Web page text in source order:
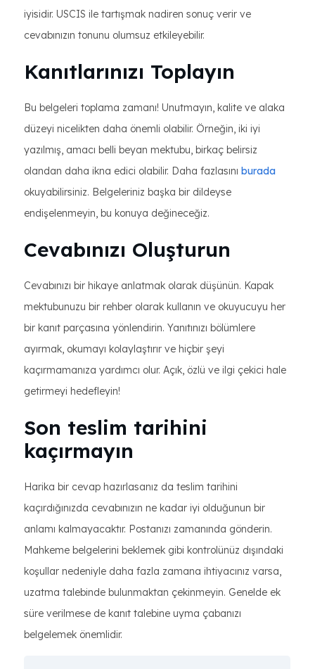
iyisidir. USCIS ile tartışmak nadiren sonuç verir ve
cevabınızın tonunu olumsuz etkileyebilir.
Kanıtlarınızı Toplayın
Bu belgeleri toplama zamanı! Unutmayın, kalite ve alaka
düzeyi nicelikten daha önemli olabilir. Örneğin, iki iyi
yazılmış, amacı belli beyan mektubu, birkaç belirsiz
olandan daha ikna edici olabilir. Daha fazlasını burada
okuyabilirsiniz. Belgeleriniz başka bir dildeyse
endişelenmeyin, bu konuya değineceğiz.
Cevabınızı Oluşturun
Cevabınızı bir hikaye anlatmak olarak düşünün. Kapak
mektubunuzu bir rehber olarak kullanın ve okuyucuyu her
bir kanıt parçasına yönlendirin. Yanıtınızı bölümlere
ayırmak, okumayı kolaylaştırır ve hiçbir şeyi
kaçırmamanıza yardımcı olur. Açık, özlü ve ilgi çekici hale
getirmeyi hedefleyin!
Son teslim tarihini
kaçırmayın
Harika bir cevap hazırlasanız da teslim tarihini
kaçırdığınızda cevabınızın ne kadar iyi olduğunun bir
anlamı kalmayacaktır. Postanızı zamanında gönderin.
Mahkeme belgelerini beklemek gibi kontrolünüz dışındaki
koşullar nedeniyle daha fazla zamana ihtiyacınız varsa,
uzatma talebinde bulunmaktan çekinmeyin. Genelde ek
süre verilmese de kanıt talebine uyma çabanızı
belgelemek önemlidir.